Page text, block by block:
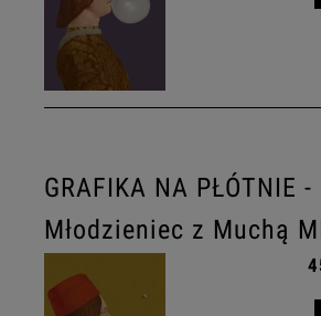
GRAFIKA NA PŁÓTNIE -
Młodzieniec z Muchą